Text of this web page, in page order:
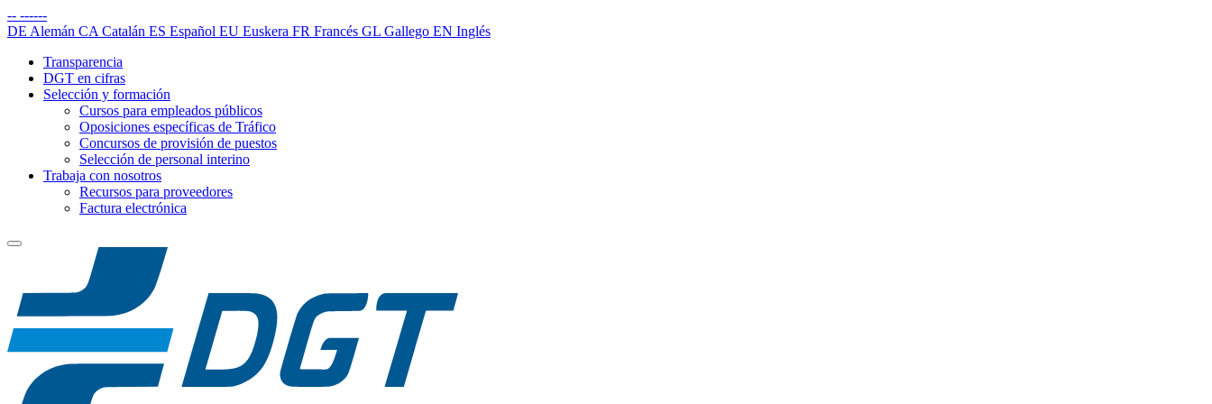
-- ------
DE Alemán CA Catalán ES Español EU Euskera FR Francés GL Gallego EN Inglés
Transparencia
DGT en cifras
Selección y formación
Cursos para empleados públicos
Oposiciones específicas de Tráfico
Concursos de provisión de puestos
Selección de personal interino
Trabaja con nosotros
Recursos para proveedores
Factura electrónica